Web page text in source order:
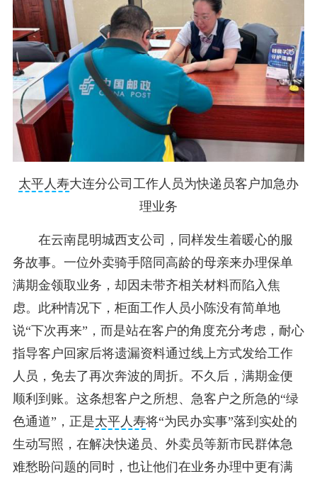
太平人寿大连分公司工作人员为快递员客户加急办
理业务
在云南昆明城西支公司，同样发生着暖心的服
务故事。一位外卖骑手陪同高龄的母亲来办理保单
满期金领取业务，却因未带齐相关材料而陷入焦
虑。此种情况下，柜面工作人员小陈没有简单地
说“下次再来”，而是站在客户的角度充分考虑，耐心
指导客户回家后将遗漏资料通过线上方式发给工作
人员，免去了再次奔波的周折。不久后，满期金便
顺利到账。这条想客户之所想、急客户之所急的“绿
色通道”，正是太平人寿将“为民办实事”落到实处的
生动写照，在解决快递员、外卖员等新市民群体急
难愁盼问题的同时，也让他们在业务办理中更有满